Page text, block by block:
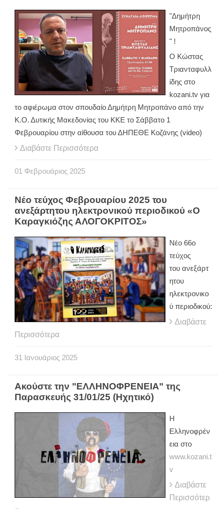
"Δημήτρη
Μητροπάνος
" !
Ο Κώστας
Τριανταφυλλ
ίδης στο
kozani.tv για
το αφιέρωμα στον σπουδαίο Δημήτρη Μητροπάνο από την
Κ.Ο. Δυτικής Μακεδονίας του ΚΚΕ το Σάββατο 1
Φεβρουαρίου στην αίθουσα του ΔΗΠΕΘΕ Κοζάνης (video)
Διαβάστε Περισσότερα
01 Φεβρουάριος 2025
Νέο τεύχος Φεβρουαρίου 2025 του
ανεξάρτητου ηλεκτρονικού περιοδικού «Ο
Καραγκιόζης ΑΛΟΓΟΚΡΙΤΟΣ»
Νέο 66ο
τεύχος
του ανεξάρτ
ητου
ηλεκτρονικο
ύ περιοδικού:
Διαβάστε
Περισσότερα
31 Ιανουάριος 2025
Ακούστε την "ΕΛΛΗΝΟΦΡΕΝΕΙΑ" της
Παρασκευής 31/01/25 (Ηχητικό)
Η
Ελληνοφρέν
εια στο
www.kozani.t
v
Διαβάστε
Περισσότερ